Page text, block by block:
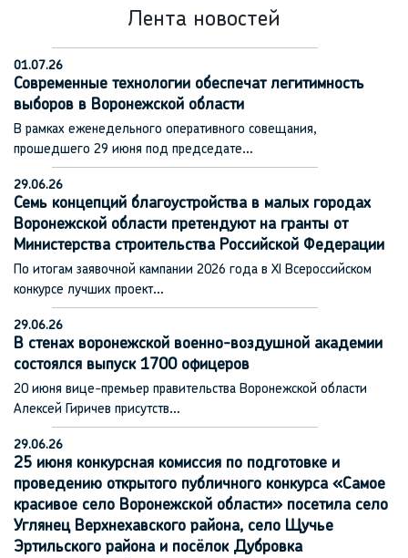
Лента новостей
01.07.26
Современные технологии обеспечат легитимность
выборов в Воронежской области
В рамках еженедельного оперативного совещания,
прошедшего 29 июня под председате…
29.06.26
Семь концепций благоустройства в малых городах
Воронежской области претендуют на гранты от
Министерства строительства Российской Федерации
По итогам заявочной кампании 2026 года в XI Всероссийском
конкурсе лучших проект…
29.06.26
В стенах воронежской военно-воздушной академии
состоялся выпуск 1700 офицеров
20 июня вице-премьер правительства Воронежской области
Алексей Гиричев присутств…
29.06.26
25 июня конкурсная комиссия по подготовке и
проведению открытого публичного конкурса «Самое
красивое село Воронежской области» посетила село
Углянец Верхнехавского района, село Щучье
Эртильского района и посёлок Дубровка